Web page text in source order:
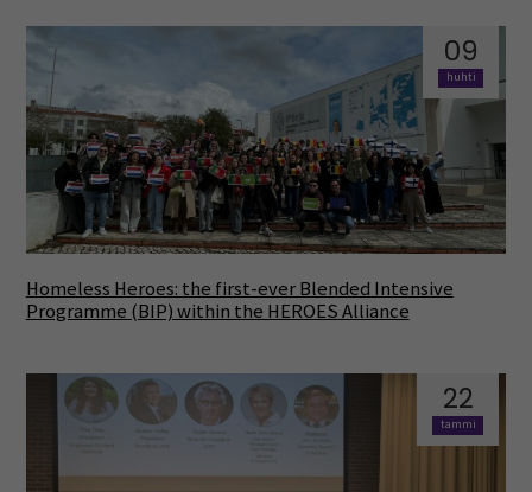
09
huhti
Homeless Heroes: the first-ever Blended Intensive
Programme (BIP) within the HEROES Alliance
22
tammi